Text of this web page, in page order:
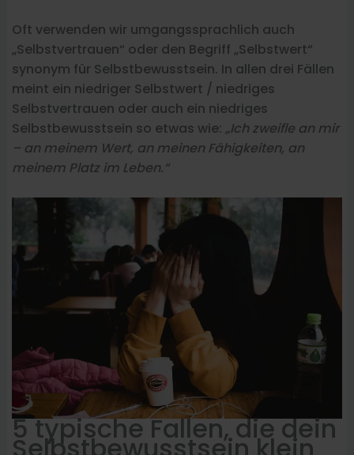
Oft verwenden wir umgangssprachlich auch
„Selbstvertrauen“ oder den Begriff „Selbstwert“
synonym für Selbstbewusstsein. In allen drei Fällen
meint ein niedriger Selbstwert / niedriges
Selbstvertrauen oder auch ein niedriges
Selbstbewusstsein so etwas wie: „Ich zweifle an mir
– an meinem Wert, an meinen Fähigkeiten, an
meinem Platz im Leben.“
5 typische Fallen, die dein